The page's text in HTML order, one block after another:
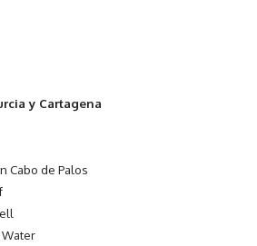
y Cartagena
Cabo de Palos